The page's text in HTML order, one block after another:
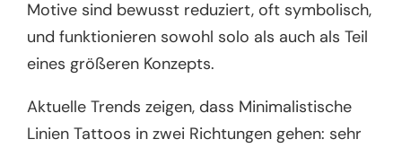
Motive sind bewusst reduziert, oft symbolisch,
und funktionieren sowohl solo als auch als Teil
eines größeren Konzepts.
Aktuelle Trends zeigen, dass Minimalistische
Linien Tattoos in zwei Richtungen gehen: sehr